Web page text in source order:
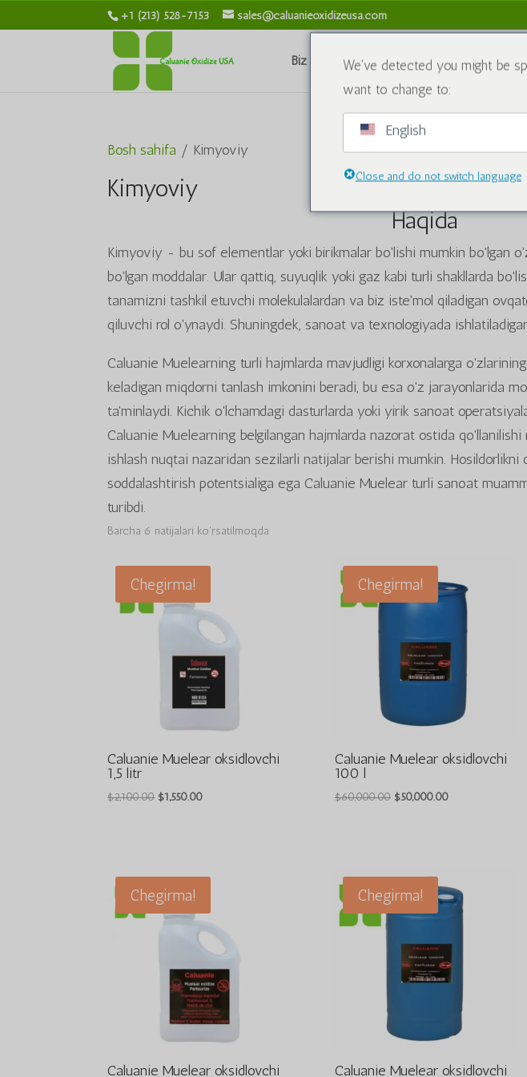
+1 (213) 528-7153 sales@caluanieoxidizeusa.com
Biz haqimizda Kimyoviy moddalar
Bosh sahifa / Kimyoviy
Kimyoviy
Haqida
Kimyoviy - bu sof elementlar yoki birikmalar bo'lishi mumkin bo'lgan
bo'lgan moddalar. Ular qattiq, suyuqlik yoki gaz kabi turli shakllarda
tanamizni tashkil etuvchi molekulalardan va biz iste'mol qiladigan
qiluvchi rol o'ynaydi. Shuningdek, sanoat va texnologiyada
Caluanie Muelearning turli hajmlarda mavjudligi korxonalarga
keladigan miqdorni tanlash imkonini beradi, bu esa o'z jarayonlarida
ta'minlaydi. Kichik o'lchamdagi dasturlarda yoki yirik sanoat
Caluanie Muelearning belgilangan hajmlarda nazorat ostida
ishlash nuqtai nazaridan sezilarli natijalar berishi mumkin.
soddalashtirish potentsialiga ega Caluanie Muelear turli sanoat
turibdi.
Barcha 6 natijalari ko'rsatilmoqda
Chegirma!
Caluanie Muelear oksidlovchi
1,5 litr
$2,100.00 Asl
$1,550.00Joriy
Chegirma!
Caluanie Muelear oksidlovchi
100 l
$60,000.00 Asl
$50,000.00Joriy
Chegirma!
Caluanie Muelear oksidlovchi
Chegirma!
Caluanie Muelear oksidlovchi
We've detected you might be
want to change to:
English
Close and do not switch language